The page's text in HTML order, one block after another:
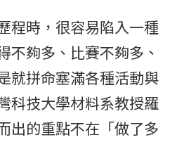
程時，很容易陷入一種
不夠多、比賽不夠多、
就拼命塞滿各種活動與
科技大學材料系教授羅
出的重點不在「做了多